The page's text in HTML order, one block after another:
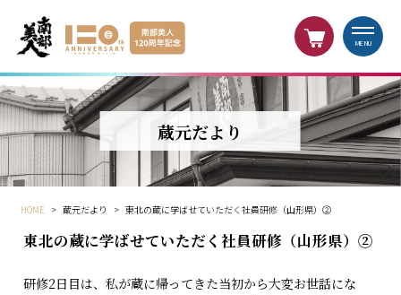
MENU
蔵元だより
HOME > 蔵元だより > 東北の蔵に学ばせていただく社員研修（山形県）②
東北の蔵に学ばせていただく社員研修（山形県）②
研修2日目は、私が蔵に帰ってきた当初から大変お世話にな